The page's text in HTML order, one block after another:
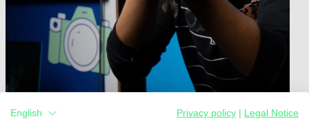
English Privacy policy
Legal Notice